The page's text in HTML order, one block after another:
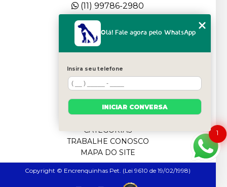
(11) 99786-2980
QUEM SOMOS
BLOG
FILHOTES
CATEGORIAS
TRABALHE CONOSCO
MAPA DO SITE
Copyright © Encrenquinhas Pet. (Lei 9610 de 19/02/1998)
1
Olá! Fale agora pelo WhatsApp
Insira seu telefone
INICIAR CONVERSA